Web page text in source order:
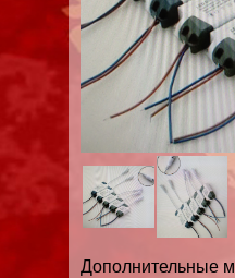
Дополнительные